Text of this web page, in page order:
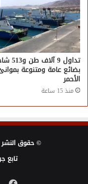
تداول 9
بضائع عامة ومتنوعة
الأحمر
منذ 15 ساعة
© حقوق النشر 2013 ، الحقوق محفوظة |
تابع